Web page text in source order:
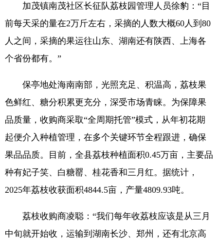
加茂镇南茂社区长征队荔枝园管理人员徐豹：“目
前每天采的量在2万斤左右，采摘的人数大概60人到80
人之间，采摘的果运往山东、湖南还有陕西、上海各
个省份都有。”
保亭地处海南南部，光照充足、积温高，荔枝果
色鲜红、糖分积累更充分，深受市场青睐。为保障果
品质量，收购商采取“全周期托管”模式，从年初花期
起便介入种植管理，在多个关键环节全程跟进，确保
果品品质。目前，全县荔枝种植面积0.45万亩，主要品
种有妃子笑、白糖罂、桂花香和三月红。据统计，
2025年荔枝收获面积4844.5亩，产量4809.93吨。
荔枝收购商凌聪：“我们每年收荔枝应该是从三月
中旬就开始收，运输到湖南长沙、郑州，还有北京高